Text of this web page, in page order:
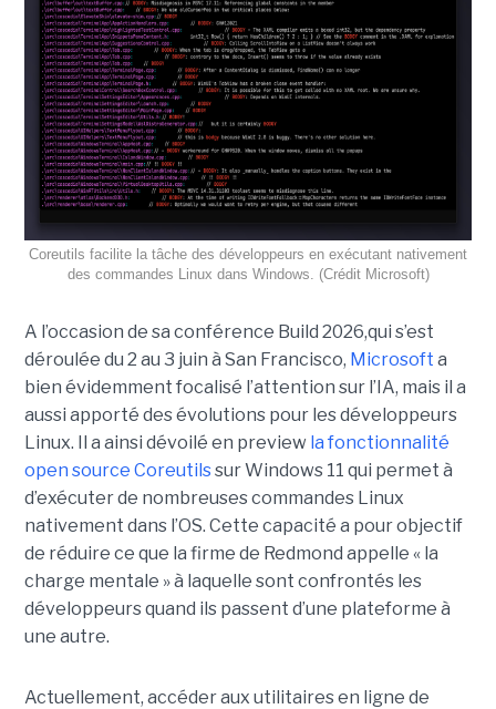
Coreutils facilite la tâche des développeurs en exécutant nativement
des commandes Linux dans Windows. (Crédit Microsoft)
A l’occasion de sa conférence Build 2026,qui s’est
déroulée du 2 au 3 juin à San Francisco, Microsoft a
bien évidemment focalisé l’attention sur l’IA, mais il a
aussi apporté des évolutions pour les développeurs
Linux. Il a ainsi dévoilé en preview la fonctionnalité
open source Coreutilssur Windows 11 qui permet à
d’exécuter de nombreuses commandes Linux
nativement dans l’OS. Cette capacité a pour objectif
de réduire ce que la firme de Redmond appelle « la
charge mentale » à laquelle sont confrontés les
développeurs quand ils passent d’une plateforme à
une autre.
Actuellement, accéder aux utilitaires en ligne de